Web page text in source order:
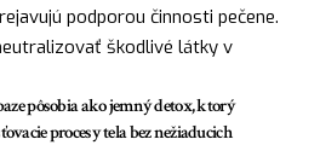
podporou činnosti pečene.
škodlivé látky v
pôsobia ako jemný detox, ktorý
procesy tela bez nežiaducich